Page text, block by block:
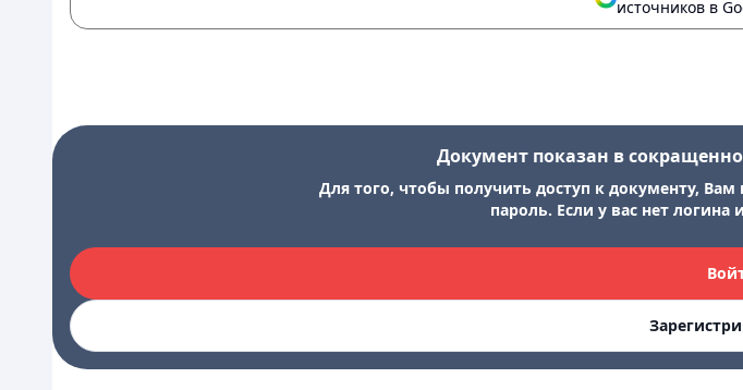
источников в
Документ показан в
Для того, чтобы получить доступ к документу,
пароль. Если у вас нет логина